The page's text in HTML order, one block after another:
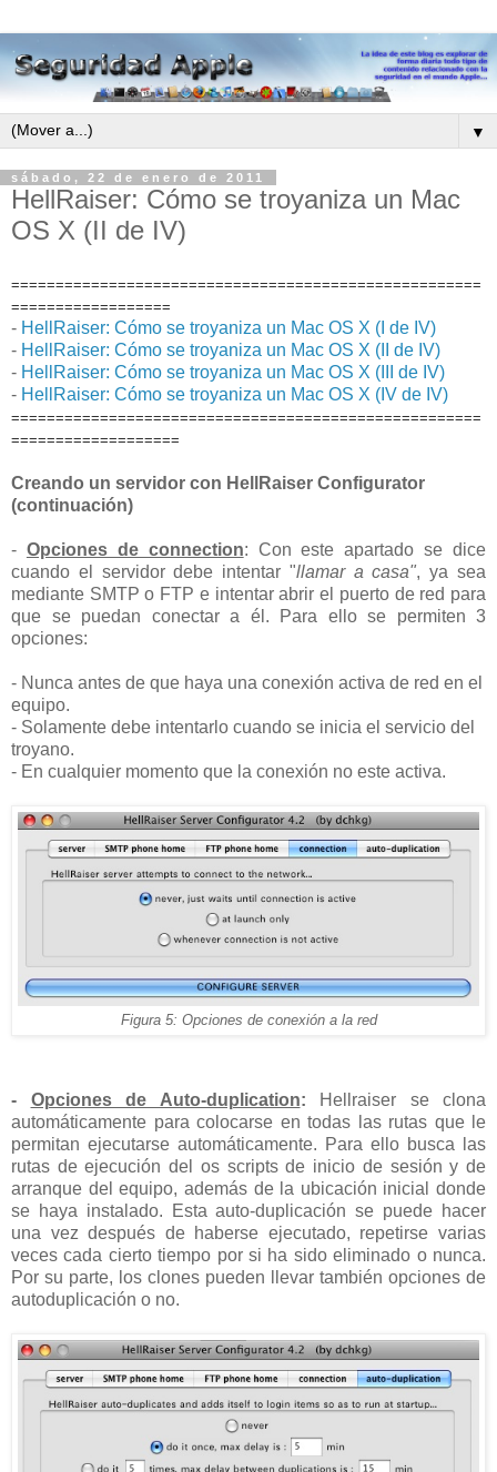
▼
sábado, 22 de enero de 2011
HellRaiser: Cómo se troyaniza un Mac
OS X (II de IV)
=====================================================
==================
- HellRaiser: Cómo se troyaniza un Mac OS X (I de IV)
- HellRaiser: Cómo se troyaniza un Mac OS X (II de IV)
- HellRaiser: Cómo se troyaniza un Mac OS X (III de IV)
- HellRaiser: Cómo se troyaniza un Mac OS X (IV de IV)
=====================================================
===================
Creando un servidor con HellRaiser Configurator
(continuación)
- Opciones de connection: Con este apartado se dice
cuando el servidor debe intentar "llamar a casa", ya sea
mediante SMTP o FTP e intentar abrir el puerto de red para
que se puedan conectar a él. Para ello se permiten 3
opciones:
- Nunca antes de que haya una conexión activa de red en el
equipo.
- Solamente debe intentarlo cuando se inicia el servicio del
troyano.
- En cualquier momento que la conexión no este activa.
Figura 5: Opciones de conexión a la red
- Opciones de Auto-duplication: Hellraiser se clona
automáticamente para colocarse en todas las rutas que le
permitan ejecutarse automáticamente. Para ello busca las
rutas de ejecución del os scripts de inicio de sesión y de
arranque del equipo, además de la ubicación inicial donde
se haya instalado. Esta auto-duplicación se puede hacer
una vez después de haberse ejecutado, repetirse varias
veces cada cierto tiempo por si ha sido eliminado o nunca.
Por su parte, los clones pueden llevar también opciones de
autoduplicación o no.